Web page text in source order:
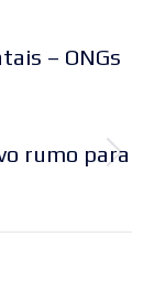
– ONGs
rumo para